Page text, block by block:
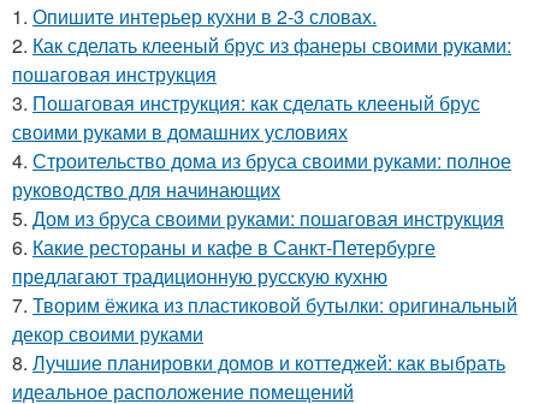
1. Опишите интерьер кухни в 2-3 словах.
2. Как сделать клееный брус из фанеры своими руками:
пошаговая инструкция
3. Пошаговая инструкция: как сделать клееный брус
своими руками в домашних условиях
4. Строительство дома из бруса своими руками: полное
руководство для начинающих
5. Дом из бруса своими руками: пошаговая инструкция
6. Какие рестораны и кафе в Санкт-Петербурге
предлагают традиционную русскую кухню
7. Творим ёжика из пластиковой бутылки: оригинальный
декор своими руками
8. Лучшие планировки домов и коттеджей: как выбрать
идеальное расположение помещений